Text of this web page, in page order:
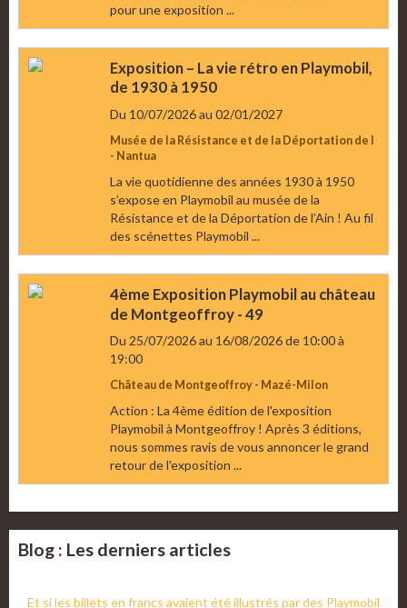
pour une exposition ...
Exposition – La vie rétro en Playmobil,
de 1930 à 1950
Du 10/07/2026au 02/01/2027
Musée de la Résistance et de la Déportation de l
- Nantua
La vie quotidienne des années 1930 à 1950
s’expose en Playmobil au musée de la
Résistance et de la Déportation de l’Ain ! Au fil
des scénettes Playmobil ...
4ème Exposition Playmobil au château
de Montgeoffroy - 49
Du 25/07/2026au 16/08/2026de 10:00à
19:00
Château de Montgeoffroy - Mazé-Milon
Action : La 4ème édition de l'exposition
Playmobil à Montgeoffroy ! Après 3 éditions,
nous sommes ravis de vous annoncer le grand
retour de l'exposition ...
Blog : Les derniers articles
Et si les billets en francs avaient été illustrés par des Playmobil